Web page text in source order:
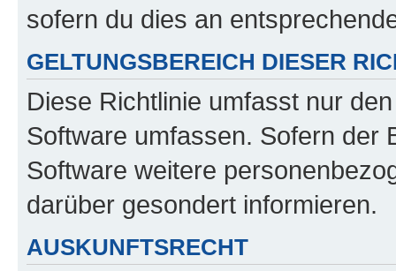
sofern du dies an
GELTUNGSBEREICH DIESER
Diese Richtlinie umfasst nur
Software umfassen. Sofern der
Software weitere
darüber gesondert informieren.
AUSKUNFTSRECHT